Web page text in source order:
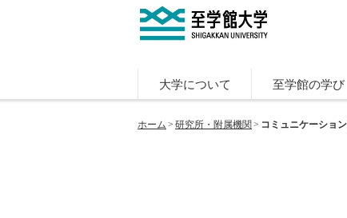
大学について 至学館の学び
ホーム 研究所・附属機関 コミュニケーショ